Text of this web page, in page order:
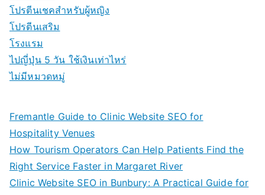
โปรตีนเชคสำหรับผู้หญิง
โปรตีนเสริม
โรงแรม
ไปญี่ปุ่น 5 วัน ใช้เงินเท่าไหร่
ไม่มีหมวดหมู่
Fremantle Guide to Clinic Website SEO for
Hospitality Venues
How Tourism Operators Can Help Patients Find the
Right Service Faster in Margaret River
Clinic Website SEO in Bunbury: A Practical Guide for